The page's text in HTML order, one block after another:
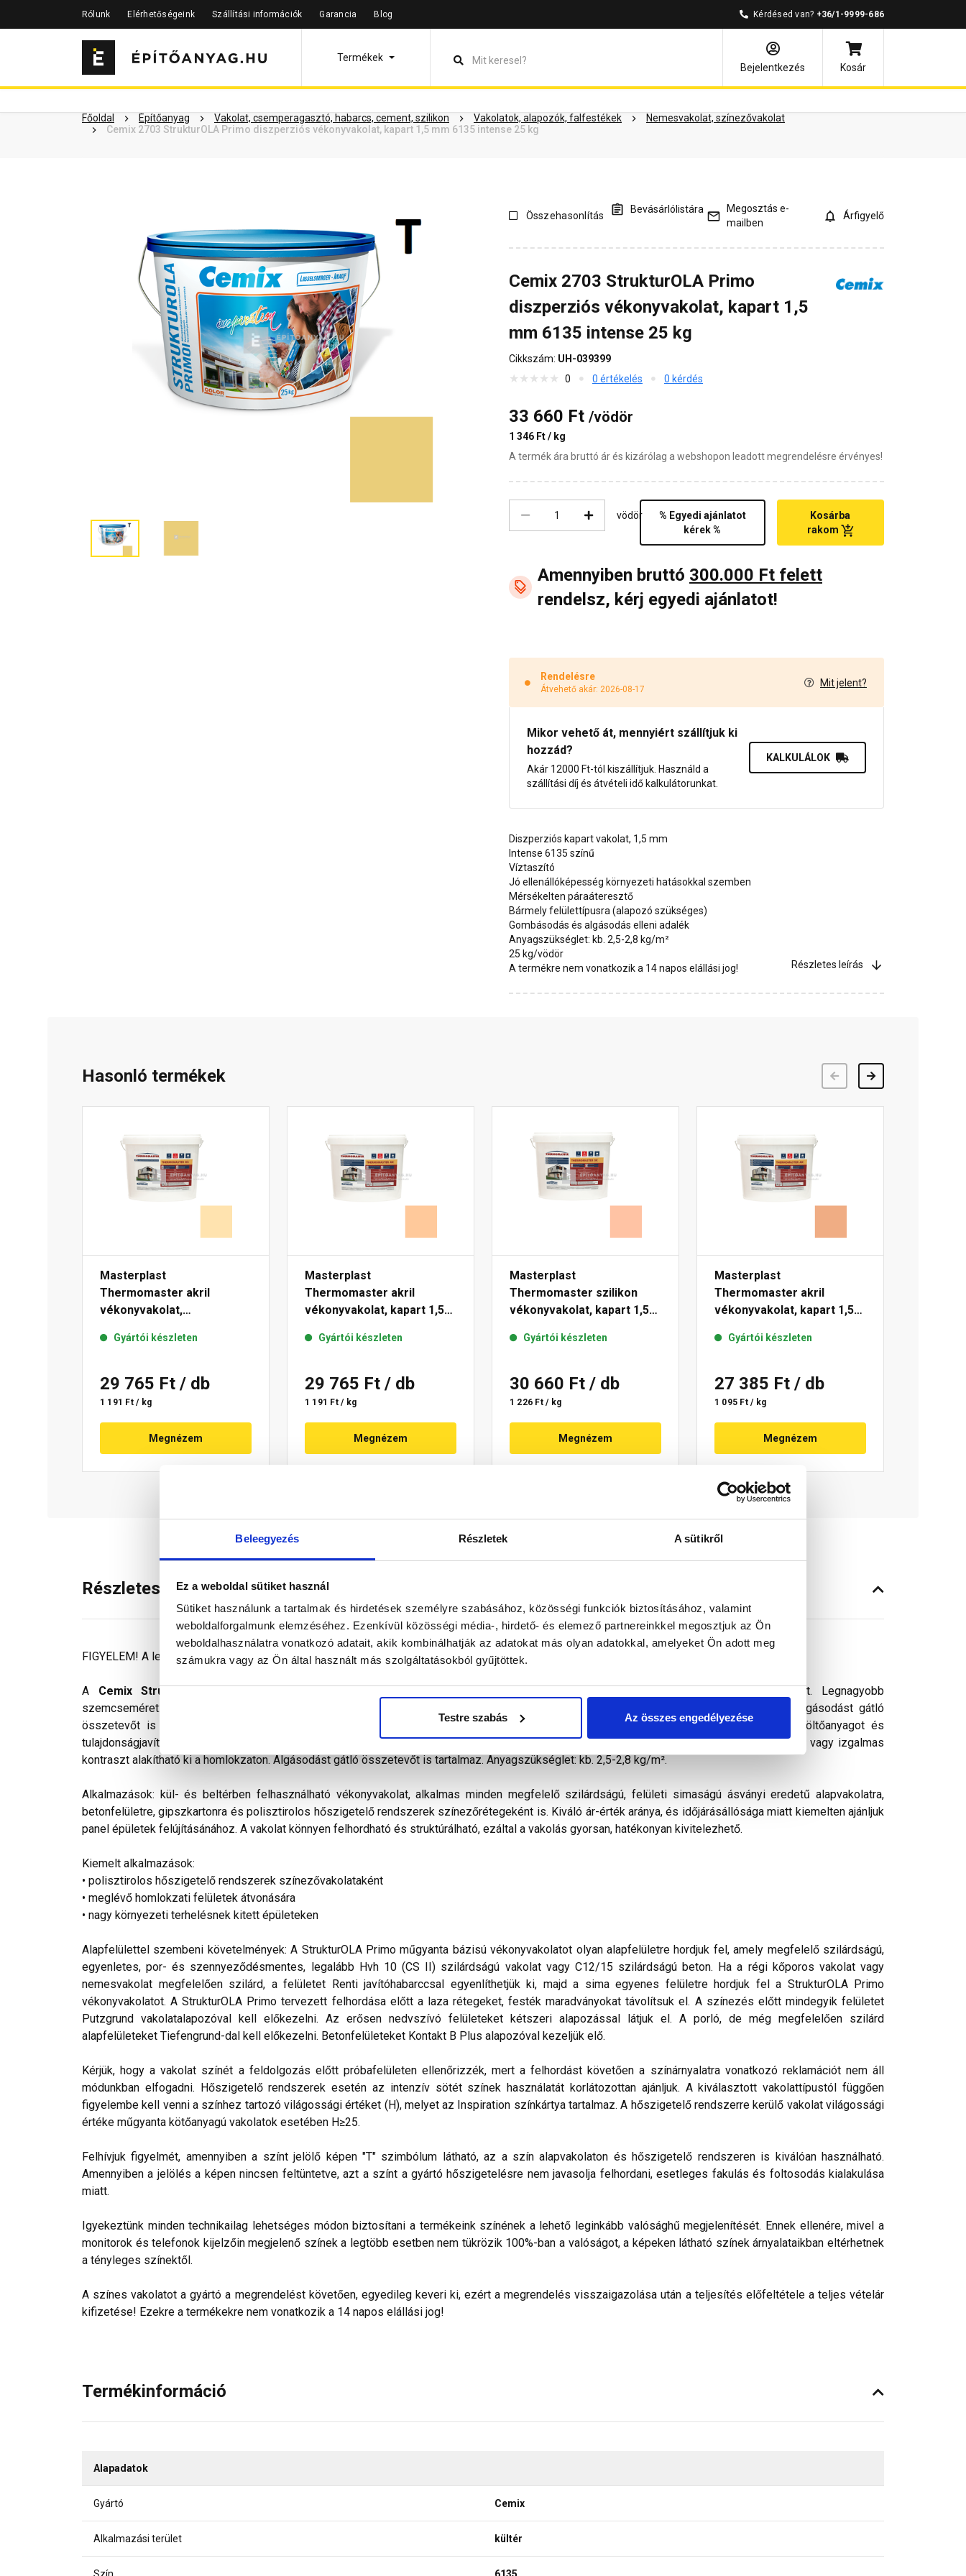
Beleegyezés Részletek A sütikről
Ez a weboldal sütiket használ
Sütiket használunk a tartalmak és hirdetések személyre szabásához, közösségi funkciók biztosításához, valamint
weboldalforgalmunk elemzéséhez. Ezenkívül közösségi média-, hirdető- és elemező partnereinkkel megosztjuk az Ön
weboldalhasználatra vonatkozó adatait, akik kombinálhatják az adatokat más olyan adatokkal, amelyeket Ön adott meg
számukra vagy az Ön által használt más szolgáltatásokból gyűjtöttek.
Testre szabás Az összes engedélyezése
Rólunk Elérhetőségeink Szállítási információk Garancia Blog Kérdésed van? +36/1-9999-686
Termékek
Bejelentkezés
Kosár
Főoldal Építőanyag Vakolat, csemperagasztó, habarcs, cement, szilikon Vakolatok, alapozók, falfestékek
Nemesvakolat, színezővakolat
Cemix 2703 StrukturOLA Primo diszperziós vékonyvakolat, kapart 1,5 mm 6135 intense 25 kg
Szükséged lehet rá Részletes leírás Termékinformáció Dokumentumok Vásárlói vélemények Kérdések és válaszok
Összehasonlítás
Bevásárlólistára
Megosztás e-
mailben
Árfigyelő
Cemix 2703 StrukturOLA Primo
diszperziós vékonyvakolat, kapart 1,5
mm 6135 intense 25 kg
Cikkszám: UH-039399
0
0 értékelés 0 kérdés
33 660 Ft /vödör
1 346 Ft / kg
A termék ára bruttó ár és kizárólag a webshopon leadott megrendelésre érvényes!
vödör
% Egyedi ajánlatot
kérek %
Kosárba
rakom
Amennyiben bruttó 300.000 Ft felett
rendelsz, kérj egyedi ajánlatot!
Rendelésre
Átvehető akár: 2026-08-17
Mit jelent?
Mikor vehető át, mennyiért szállítjuk ki
hozzád?
Akár 12000 Ft-tól kiszállítjuk. Használd a
szállítási díj és átvételi idő kalkulátorunkat.
KALKULÁLOK
Diszperziós kapart vakolat, 1,5 mm
Intense 6135 színű
Víztaszító
Jó ellenállóképesség környezeti hatásokkal szemben
Mérsékelten páraáteresztő
Bármely felülettípusra (alapozó szükséges)
Gombásodás és algásodás elleni adalék
Anyagszükséglet: kb. 2,5-2,8 kg/m²
25 kg/vödör
A termékre nem vonatkozik a 14 napos elállási jog!
Részletes leírás
Hasonló termékek
Masterplast
Thermomaster akril
vékonyvakolat,
E 25 kg
Gyártói készleten
29 765 Ft / db
1 191 Ft / kg
Megnézem
Masterplast
Thermomaster akril
vékonyvakolat, kapart 1,5
Gyártói készleten
29 765 Ft / db
1 191 Ft / kg
Megnézem
Masterplast
Thermomaster szilikon
vékonyvakolat, kapart 1,5
Gyártói készleten
30 660 Ft / db
1 226 Ft / kg
Megnézem
Masterplast
Thermomaster akril
vékonyvakolat, kapart 1,5
Gyártói készleten
27 385 Ft / db
1 095 Ft / kg
Megnézem
Részletes leírás
FIGYELEM! A leírás végén fontos információkat talál a termékkel kapcsolatban. Kérjük, figyelmesen olvassa el!
A Cemix StrukturOLA Primo
gyárilag előkevert, kapart hatású diszperziós bázisú, ﬁnomszemcsés vékonyvakolat. vékonyvakolat. Legnagyobb
szemcseméret: 1,5 mm. Viszonylag könnyen kivitelezhető és az ára miatt is a polisztirolos hőszigetelések kedvelt színezővakolata. Algásodást gátló
összetevőt is tartalmaz. Az anyag gyakorlatilag nem páraáteresztő. Vizes diszperziós kötőanyagot, időjárásálló pigmenteket, ásványi töltőanyagot és
tulajdonságjavító adalékokat tartalmaz. Színválasztékában pasztell és intenzív színek egyaránt megtalálhatók, ezáltal kellemes színharmónia vagy izgalmas
kontraszt alakítható ki a homlokzaton. Algásodást gátló összetevőt is tartalmaz. Anyagszükséglet: kb. 2,5-2,8 kg/m².
Alkalmazások: kül- és beltérben felhasználható vékonyvakolat, alkalmas minden megfelelő szilárdságú, felületi simaságú ásványi eredetű alapvakolatra,
betonfelületre, gipszkartonra és polisztirolos hőszigetelő rendszerek színezőrétegeként is. Kiváló ár-érték aránya, és időjárásállósága miatt kiemelten ajánljuk
panel épületek felújításánához. A vakolat könnyen felhordható és struktúrálható, ezáltal a vakolás gyorsan, hatékonyan kivitelezhető.
Kiemelt alkalmazások:
• polisztirolos hőszigetelő rendszerek színezővakolataként
• meglévő homlokzati felületek átvonására
• nagy környezeti terhelésnek kitett épületeken
Alapfelülettel szembeni követelmények: A StrukturOLA Primo műgyanta bázisú vékonyvakolatot olyan alapfelületre hordjuk fel, amely megfelelő szilárdságú,
egyenletes, por- és szennyeződésmentes, legalább Hvh 10 (CS II) szilárdságú vakolat vagy C12/15 szilárdságú beton. Ha a régi kőporos vakolat vagy
nemesvakolat megfelelően szilárd, a felületet Renti javítóhabarccsal egyenlíthetjük ki, majd a sima egyenes felületre hordjuk fel a StrukturOLA Primo
vékonyvakolatot. A StrukturOLA Primo tervezett felhordása előtt a laza rétegeket, festék maradványokat távolítsuk el. A színezés előtt mindegyik felületet
Putzgrund vakolatalapozóval kell előkezelni. Az erősen nedvszívó felületeket kétszeri alapozással látjuk el. A porló, de még megfelelően szilárd
alapfelületeket Tiefengrund-dal kell előkezelni. Betonfelületeket Kontakt B Plus alapozóval kezeljük elő.
Kérjük, hogy a vakolat színét a feldolgozás előtt próbafelületen ellenőrizzék, mert a felhordást követően a színárnyalatra vonatkozó reklamációt nem áll
módunkban elfogadni. Hőszigetelő rendszerek esetén az intenzív sötét színek használatát korlátozottan ajánljuk. A kiválasztott vakolattípustól függően
figyelembe kell venni a színhez tartozó világossági értéket (H), melyet az Inspiration színkártya tartalmaz. A hőszigetelő rendszerre kerülő vakolat világossági
értéke műgyanta kötőanyagú vakolatok esetében H≥25.
Felhívjuk figyelmét, amennyiben a színt jelölő képen "T" szimbólum látható, az a szín alapvakolaton és hőszigetelő rendszeren is kiválóan használható.
Amennyiben a jelölés a képen nincsen feltüntetve, azt a színt a gyártó hőszigetelésre nem javasolja felhordani, esetleges fakulás és foltosodás kialakulása
miatt.
Igyekeztünk minden technikailag lehetséges módon biztosítani a termékeink színének a lehető leginkább valósághű megjelenítését. Ennek ellenére, mivel a
monitorok és telefonok kijelzőin megjelenő színek a legtöbb esetben nem tükrözik 100%-ban a valóságot, a képeken látható színek árnyalataikban eltérhetnek
a tényleges színektől.
A színes vakolatot a gyártó a megrendelést követően, egyedileg keveri ki, ezért a megrendelés visszaigazolása után a teljesítés előfeltétele a teljes vételár
kifizetése! Ezekre a termékekre nem vonatkozik a 14 napos elállási jog!
Termékinformáció
Alapadatok
Gyártó Cemix
Alkalmazási terület kültér